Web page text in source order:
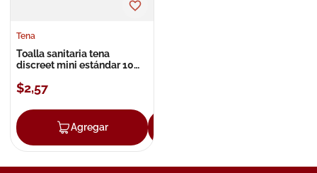
Tena
Toalla sanitaria tena
discreet mini estándar 10
$2,57
Agregar